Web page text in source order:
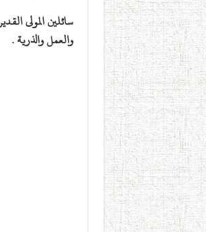
سائلين المولى
والعمل والذرية .